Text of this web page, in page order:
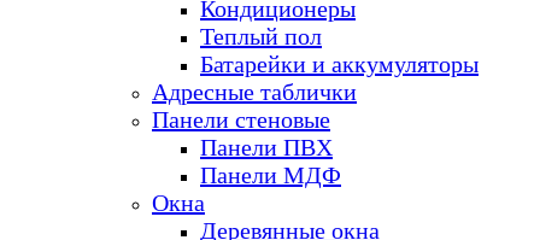
Кондиционеры
Теплый пол
Батарейки и аккумуляторы
Адресные таблички
Панели стеновые
Панели ПВХ
Панели МДФ
Окна
Деревянные окна